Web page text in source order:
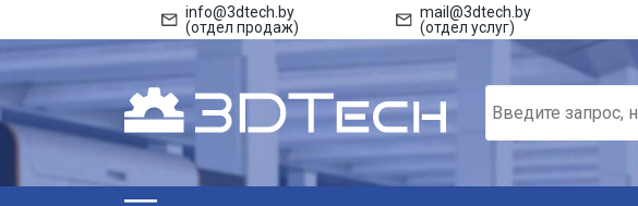
info@3dtech.by
(отдел продаж)
mail@3dtech.by
(отдел услуг)